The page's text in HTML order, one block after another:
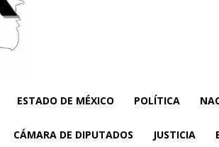
ESTADO DE MÉXICO POLÍTICA
CÁMARA DE DIPUTADOS JUSTICIA